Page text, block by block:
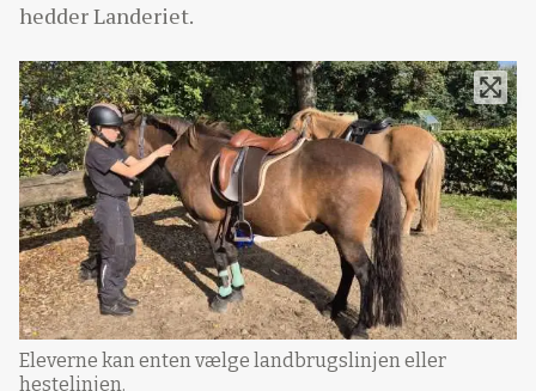
hedder Landeriet.
Eleverne kan enten vælge landbrugslinjen eller
hestelinjen.